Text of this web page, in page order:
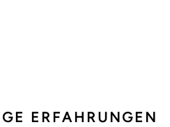
ERFAHRUNGEN